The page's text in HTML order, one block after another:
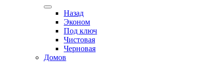
Назад
Эконом
Под ключ
Чистовая
Черновая
Домов